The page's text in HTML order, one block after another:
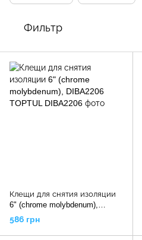
Фильтр
Клещи для снятия изоляции
6" (chrome molybdenum),
DIBA2206 TOPTUL
586 грн